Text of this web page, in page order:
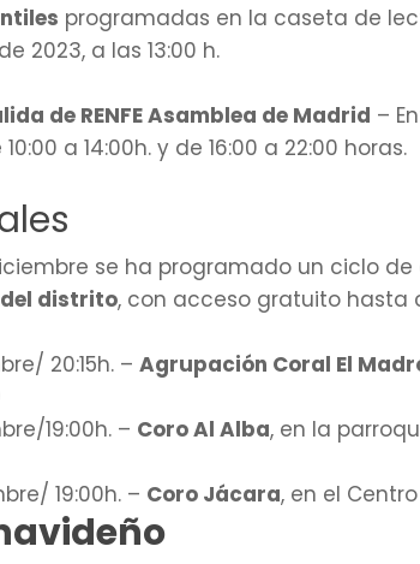
programadas en la caseta de
2023, a las 13:00 h.
de RENFE Asamblea de Madrid –
a 14:00h. y de 16:00 a 22:00 horas.
se ha programado un ciclo
distrito, con acceso gratuito hasta
20:15h. –Agrupación Coral El
19:00h. – Coro Al Alba, en la
19:00h. – Coro Jácara, en el